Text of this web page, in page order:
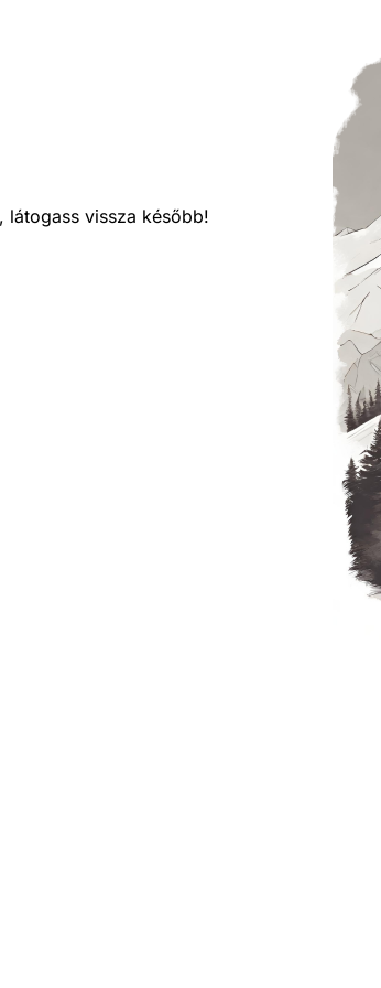
látogass vissza később!